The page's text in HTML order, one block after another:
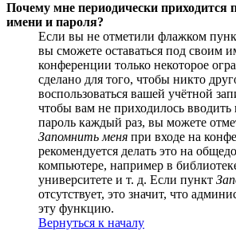
Почему мне периодически приходится
имени и пароля?
Если вы не отметили флажком
вы сможете оставаться под своим
конференции только некоторое
сделано для того, чтобы никто
воспользоваться вашей учётной
чтобы вам не приходилось вводить
пароль каждый раз, вы можете
Запомнить меня при входе на
рекомендуется делать это на
компьютере, например в
университете и т. д. Если пункт
отсутствует, это значит, что
эту функцию.
Вернуться к началу